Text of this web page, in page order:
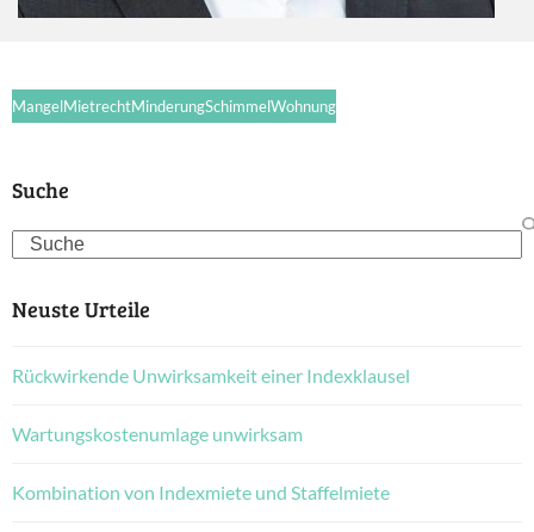
MangelMietrechtMinderungSchimmelWohnung
Suche
Search
Neuste Urteile
Rückwirkende Unwirksamkeit einer Indexklausel
Wartungskostenumlage unwirksam
Kombination von Indexmiete und Staffelmiete